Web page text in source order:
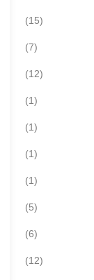
15قطع
7قطع
12قطع
1قطعة
1قطعة
1قطعة
1قطعة
5قطع
6قطع
12قطع